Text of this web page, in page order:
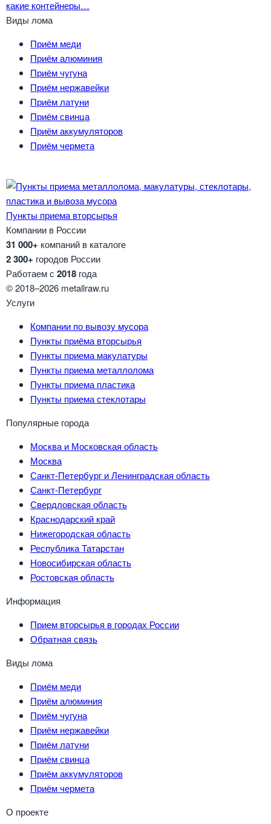
какие контейнеры…
Виды лома
Приём меди
Приём алюминия
Приём чугуна
Приём нержавейки
Приём латуни
Приём свинца
Приём аккумуляторов
Приём чермета
Пункты приема вторсырья
Компании в России
31 000+ компаний в каталоге
2 300+ городов России
Работаем с 2018 года
© 2018–2026 metallraw.ru
Услуги
Компании по вывозу мусора
Пункты приёма вторсырья
Пункты приема макулатуры
Пункты приема металлолома
Пункты приема пластика
Пункты приема стеклотары
Популярные города
Москва и Московская область
Москва
Санкт-Петербург и Ленинградская область
Санкт-Петербург
Свердловская область
Краснодарский край
Нижегородская область
Республика Татарстан
Новосибирская область
Ростовская область
Информация
Прием вторсырья в городах России
Обратная связь
Виды лома
Приём меди
Приём алюминия
Приём чугуна
Приём нержавейки
Приём латуни
Приём свинца
Приём аккумуляторов
Приём чермета
О проекте